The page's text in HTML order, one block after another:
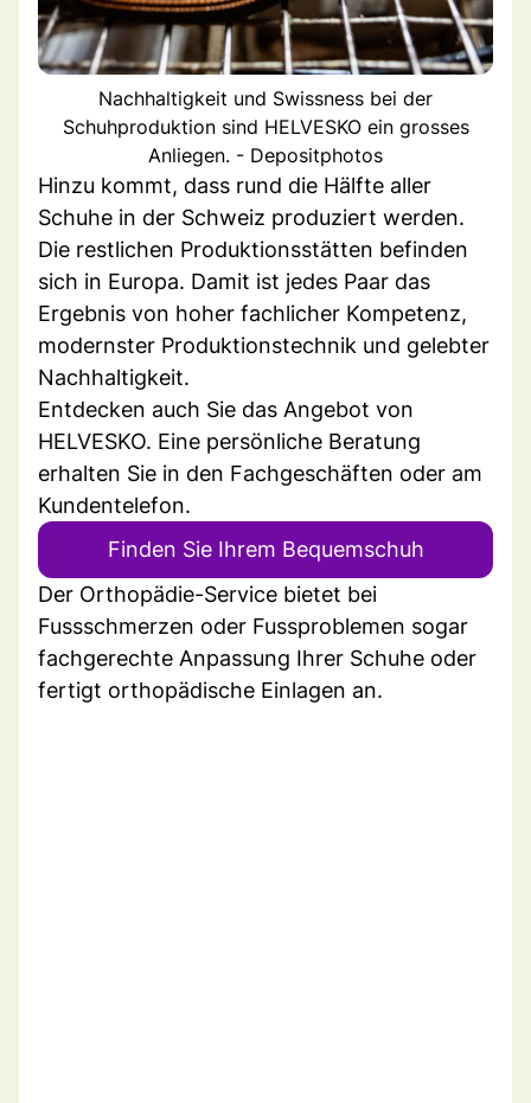
Nachhaltigkeit und Swissness bei der
Schuhproduktion sind HELVESKO ein grosses
Anliegen. - Depositphotos
Hinzu kommt, dass rund die Hälfte aller
Schuhe in der Schweiz produziert werden.
Die restlichen Produktionsstätten befinden
sich in Europa. Damit ist jedes Paar das
Ergebnis von hoher fachlicher Kompetenz,
modernster Produktionstechnik und gelebter
Nachhaltigkeit.
Entdecken auch Sie das Angebot von
HELVESKO. Eine persönliche Beratung
erhalten Sie in den Fachgeschäften oder am
Kundentelefon.
Finden Sie Ihrem Bequemschuh
Der Orthopädie-Service bietet bei
Fussschmerzen oder Fussproblemen sogar
fachgerechte Anpassung Ihrer Schuhe oder
fertigt orthopädische Einlagen an.